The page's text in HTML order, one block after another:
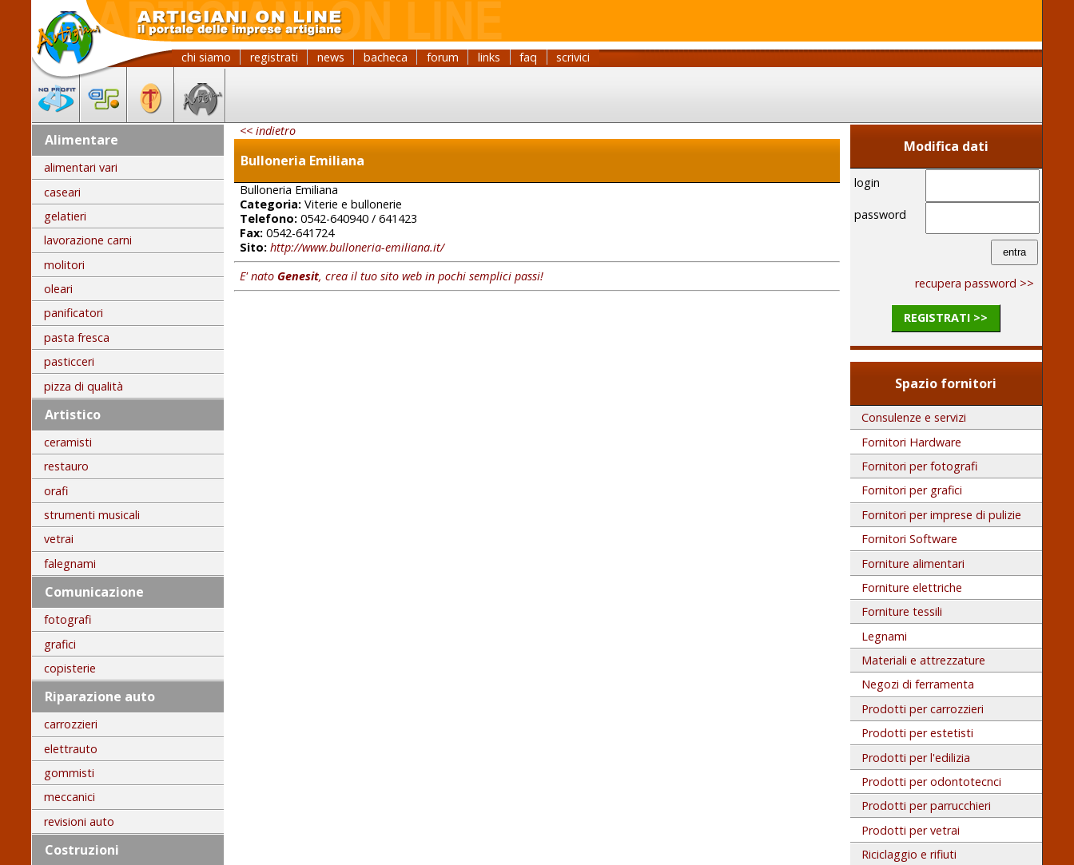
chi siamo registrati news bacheca forum links faq scrivici
Alimentare
alimentari vari
caseari
gelatieri
lavorazione carni
molitori
oleari
panificatori
pasta fresca
pasticceri
pizza di qualità
Artistico
ceramisti
restauro
orafi
strumenti musicali
vetrai
falegnami
Comunicazione
fotografi
grafici
copisterie
Riparazione auto
carrozzieri
elettrauto
gommisti
meccanici
revisioni auto
Costruzioni
<< indietro
Bulloneria Emiliana
Bulloneria Emiliana
Categoria: Viterie e bullonerie
Telefono: 0542-640940 / 641423
Fax: 0542-641724
Sito: http://www.bulloneria-emiliana.it/
E' nato Genesit, crea il tuo sito web in pochi semplici passi!
Modifica dati
login
password
recupera password >>
REGISTRATI >>
Spazio fornitori
Consulenze e servizi
Fornitori Hardware
Fornitori per fotografi
Fornitori per grafici
Fornitori per imprese di pulizie
Fornitori Software
Forniture alimentari
Forniture elettriche
Forniture tessili
Legnami
Materiali e attrezzature
Negozi di ferramenta
Prodotti per carrozzieri
Prodotti per estetisti
Prodotti per l'edilizia
Prodotti per odontotecnci
Prodotti per parrucchieri
Prodotti per vetrai
Riciclaggio e rifiuti